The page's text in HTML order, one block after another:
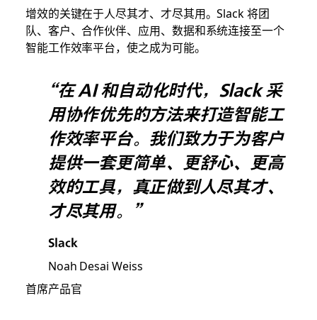
增效的关键在于人尽其才、才尽其用。Slack 将团
队、客户、合作伙伴、应用、数据和系统连接至一个
智能工作效率平台，使之成为可能。
“在 AI 和自动化时代，Slack 采
用协作优先的方法来打造智能工
作效率平台。我们致力于为客户
提供一套更简单、更舒心、更高
效的工具，真正做到人尽其才、
才尽其用。”
Slack
Noah Desai Weiss
首席产品官